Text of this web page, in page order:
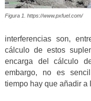
Figura 1. https://www.pxfuel.com/
interferencias son,
cálculo de estos
encarga del cálculo
embargo, no es
tiempo hay que añadir a